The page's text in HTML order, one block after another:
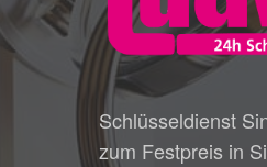
Schlüsseldienst
zum Festpreis in